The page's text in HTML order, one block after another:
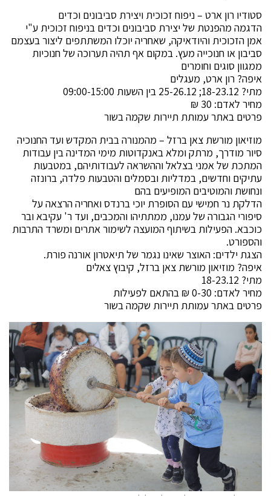
סטודיו רון ארט – ניפוח זכוכית ויצירת סביבונים וכדים
הדגמה מהפנטת של יצירת סביבונים וכדים בניפוח זכוכית ע"י
אמן הזכוכית והיודאיקה, שאחריה יוכלו המשתתפים ליצור בעצמם
סביבון או חנוכייה מעץ. במקום אף תהיה תערוכה של חנוכיות
ממגוון סוגים וחומרים
איפה? רון ארט, מעגלים
מתי? 18-23.12; 25-26.12 בין השעות 09:00-15:00
מחיר לאדם: 30 ₪
פרטים באתר עמותת תיירות שקמה בשור
מוזיאון מורשת צאן ברזל – מהמנורה בבית המקדש ועד החנוכיה
סיור מודרך, מרתק ומלא באנקדוטות מימי המדינה בין עבודות
המתכת של אמני בצלאל וההשראה לעבודותיהם, במטבעות
עתיקים וחדשים, במדליות ובסמלים והטבעות פלדה, ברונזה
ונחושת והמוטיבים המופיעים בהם
הדלקת נר חמישי עם הסופרת יוכי ברנדס ואחריה הרצאה על
סיפורי הגבורה של עמנו, ממתתיהו והמכבים, ועד ר' עקיבא ובר
כוכבא. הפעילות בשיתוף המועצה לשימור אתרים ומשרד התרבות
והספורט.
הצגת ילדים: האוצר שאינו נגמר של תיאטרון אורנה פורת.
איפה? מוזיאון מורשת צאן ברזל, קיבוץ צאלים
מתי? 18-23.12
מחיר לאדם: 0-30 ₪ בהתאם לפעילות
פרטים באתר עמותת תיירות שקמה בשור